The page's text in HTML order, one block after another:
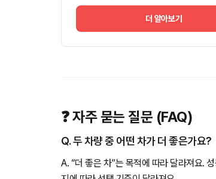
더 알아보기
❓ 자주 묻는 질문 (FAQ)
Q. 두 차량 중 어떤 차가 더 좋은가요?
A. “더 좋은 차”는 목적에 따라 달라져요.